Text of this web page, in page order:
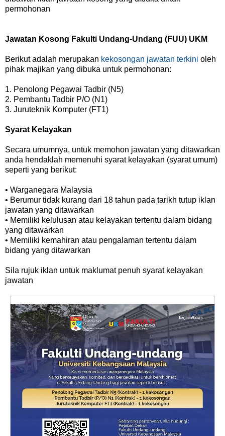
permohonan
Jawatan Kosong Fakulti Undang-Undang (FUU) UKM
Berikut adalah merupakan kekosongan jawatan terkini oleh
pihak majikan yang dibuka untuk permohonan:
1. Penolong Pegawai Tadbir (N5)
2. Pembantu Tadbir P/O (N1)
3. Juruteknik Komputer (FT1)
Syarat Kelayakan
Secara umumnya, untuk memohon jawatan yang ditawarkan
anda hendaklah memenuhi syarat kelayakan (syarat umum)
seperti yang berikut:
• Warganegara Malaysia
• Berumur tidak kurang dari 18 tahun pada tarikh tutup iklan
jawatan yang ditawarkan
• Memiliki kelulusan atau kelayakan tertentu dalam bidang
yang ditawarkan
• Memiliki kemahiran atau pengalaman tertentu dalam
bidang yang ditawarkan
Sila rujuk iklan untuk maklumat penuh syarat kelayakan
jawatan